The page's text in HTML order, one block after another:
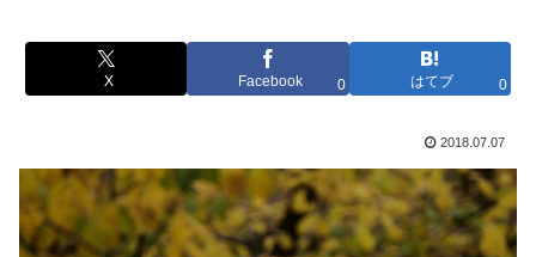
X Facebook 0 はてブ 0
2018.07.07